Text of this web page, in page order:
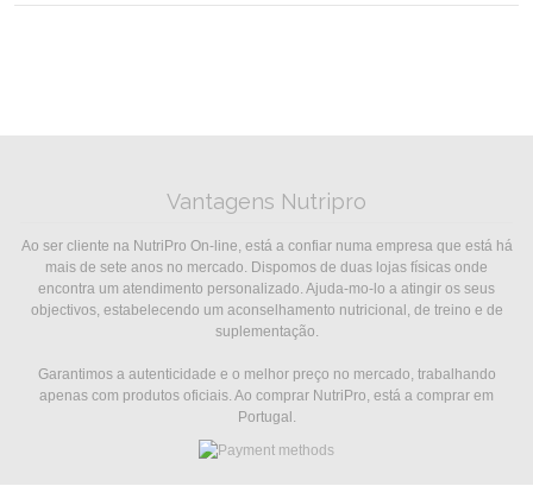
Vantagens Nutripro
Ao ser cliente na NutriPro On-line, está a confiar numa empresa que está há
mais de sete anos no mercado. Dispomos de duas lojas físicas onde
encontra um atendimento personalizado. Ajuda-mo-lo a atingir os seus
objectivos, estabelecendo um aconselhamento nutricional, de treino e de
suplementação.
Garantimos a autenticidade e o melhor preço no mercado, trabalhando
apenas com produtos oficiais. Ao comprar NutriPro, está a comprar em
Portugal.